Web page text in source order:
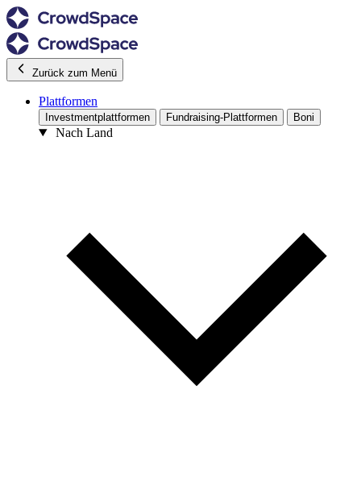
Zurück zum Menü
Plattformen
Investmentplattformen Fundraising-Plattformen Boni
Nach Land